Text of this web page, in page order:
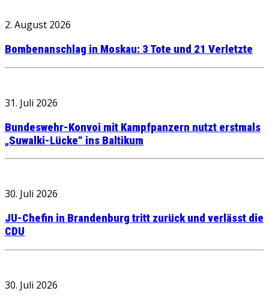
2. August 2026
Bombenanschlag in Moskau: 3 Tote und 21 Verletzte
31. Juli 2026
Bundeswehr-Konvoi mit Kampfpanzern nutzt erstmals
„Suwalki-Lücke“ ins Baltikum
30. Juli 2026
JU-Chefin in Brandenburg tritt zurück und verlässt die
CDU
30. Juli 2026